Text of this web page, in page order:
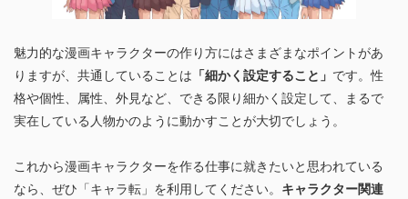
魅力的な漫画キャラクターの作り方にはさまざまなポイントがあ
りますが、共通していることは 「細かく設定すること」 です。性
格や個性、属性、外見など、できる限り細かく設定して、まるで
実在している人物かのように動かすことが大切でしょう。
これから漫画キャラクターを作る仕事に就きたいと思われている
なら、ぜひ「キャラ転」を利用してください。 キャラクター関連